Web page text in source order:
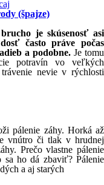
(špajze)
je skúsenosť asi
často práve počas
a podobne.Je tomu
potravín vo veľkých
nevie v rýchlosti
pálenie záhy. Horká až
vnútro či tlak v hrudnej
Prečo vlastne pálenie
ho dá zbaviť? Pálenie
a aj starých